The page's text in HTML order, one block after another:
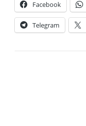
Facebook
Telegram